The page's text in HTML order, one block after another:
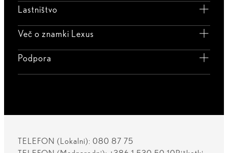
Lastništvo
Več o znamki Lexus
Podpora
TELEFON (Lokalni): 080 87 75